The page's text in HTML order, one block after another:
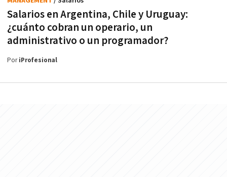
Salarios en Argentina, Chile y Uruguay:
¿cuánto cobran un operario, un
administrativo o un programador?
PoriProfesional